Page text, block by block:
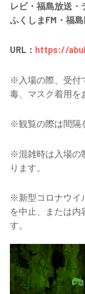
レビ・福島放送・
ふくしまFM・福
URL： https://
※入場の際、受付
毒、マスク着用を
※観覧の際は間隔
※混雑時は入場の
ります。
※新型コロナウイ
を中止、または内
す。